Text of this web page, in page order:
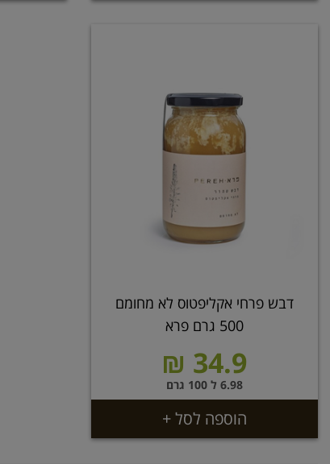
דבש פרחי אקליפטוס לא מחומם
500 גרם פרא
34.9 ₪
6.98 ל 100 גרם
הוספה לסל +